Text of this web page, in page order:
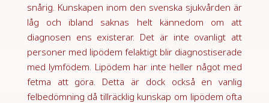
snårig. Kunskapen inom den svenska sjukvården är
låg och ibland saknas helt kännedom om att
diagnosen ens existerar. Det är inte ovanligt att
personer med lipödem felaktigt blir diagnostiserade
med lymfödem. Lipödem har inte heller något med
fetma att göra. Detta är dock också en vanlig
felbedömning då tillräcklig kunskap om lipödem ofta